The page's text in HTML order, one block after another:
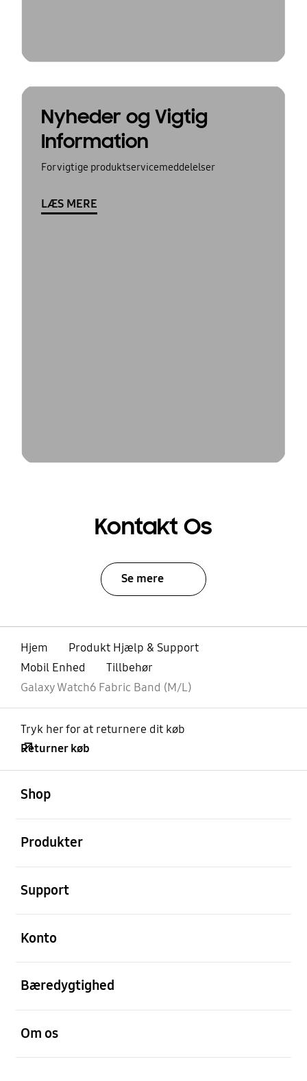
Nyheder og Vigtig
Information
For vigtige produktservicemeddelelser
LÆS MERE
Kontakt Os
Se mere
Hjem
Produkt Hjælp & Support
Mobil Enhed
Tillbehør
Galaxy Watch6 Fabric Band (M/L)
Tryk her for at returnere dit køb
Returner køb
Shop
Produkter
Support
Konto
Bæredygtighed
Om os